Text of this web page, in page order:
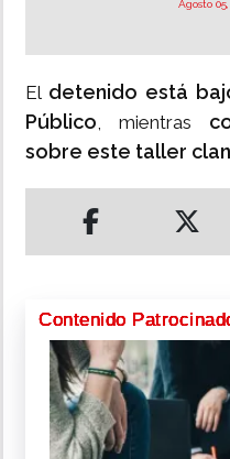
Agosto
El detenido está
Público, mientras
sobre este taller
Contenido